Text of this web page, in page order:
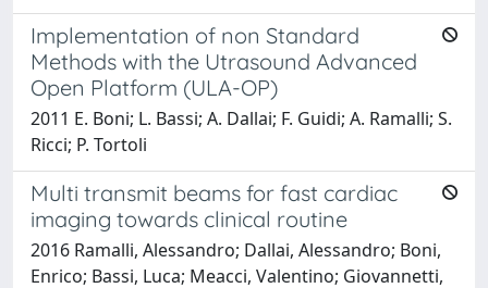
Implementation of non Standard
Methods with the Utrasound Advanced
Open Platform (ULA-OP)
2011 E. Boni; L. Bassi; A. Dallai; F. Guidi; A. Ramalli; S.
Ricci; P. Tortoli
Multi transmit beams for fast cardiac
imaging towards clinical routine
2016 Ramalli, Alessandro; Dallai, Alessandro; Boni,
Enrico; Bassi, Luca; Meacci, Valentino; Giovannetti,